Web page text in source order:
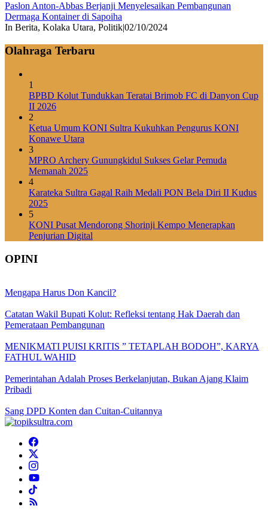
Paslon Anton-Abbas Berjanji Menyelesaikan Pembangunan
Dermaga Kontainer di Sapoiha
In Berita, Kolaka Utara, Politik|02/10/2024
Olahraga Terbaru
1
BPBD Kolut Tundukkan Teratai Brimob FC di Danyon Cup
II 2026
2
Ketua Umum KONI Sultra Kukuhkan Pengurus KONI
Konawe Utara
3
MPRO Archery Gunungkidul Sukses Gelar Pemuda
Memanah 2025
4
Karateka Sultra Gagal Raih Medali PON Bela Diri II Kudus
2025
5
KONI Pusat Mendorong Shorinji Kempo Menerapkan
Penjurian Digital
OPINI
Mengapa Harus Don Kancil?
Catatan Wakil Bupati Kolut: Refleksi tentang Hak Daerah dan
Pemerataan Pembangunan
MENIKMATI PUISI KRITIS ” TETAPLAH BODOH”, KARYA
FATHUL WAHID
Pemerintahan Adalah Proses Berkelanjutan, Bukan Ajang Klaim
Pribadi
Sang DPD Konten dan Cuitan-Cuitannya